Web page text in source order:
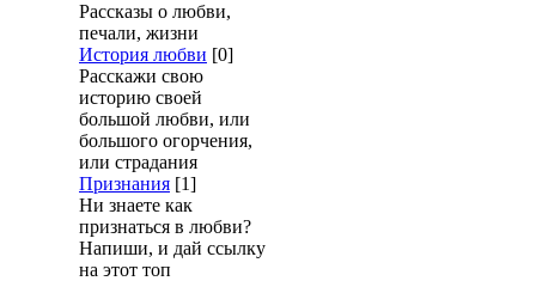
Рассказы о любви,
печали, жизни
История любви [0]
Расскажи свою
историю своей
большой любви, или
большого огорчения,
или страдания
Признания [1]
Ни знаете как
признаться в любви?
Напиши, и дай ссылку
на этот топ